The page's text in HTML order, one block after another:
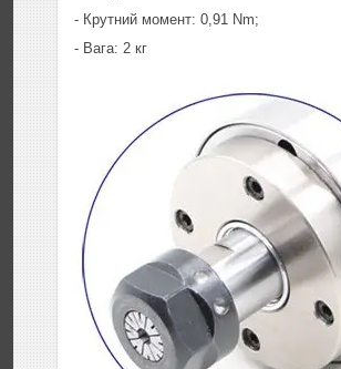
- Крутний момент: 0,91 Nm;
- Вага: 2 кг